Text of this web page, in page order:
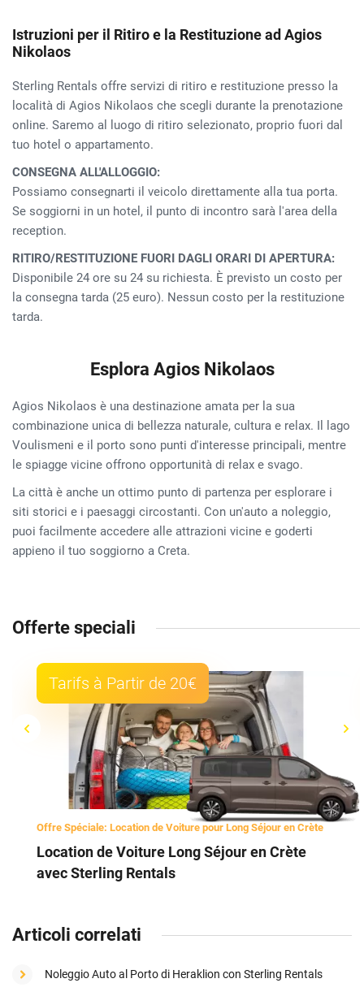
Istruzioni per il Ritiro e la Restituzione ad Agios
Nikolaos
Sterling Rentals offre servizi di ritiro e restituzione presso la
località di Agios Nikolaos che scegli durante la prenotazione
online. Saremo al luogo di ritiro selezionato, proprio fuori dal
tuo hotel o appartamento.
CONSEGNA ALL'ALLOGGIO:
Possiamo consegnarti il veicolo direttamente alla tua porta.
Se soggiorni in un hotel, il punto di incontro sarà l'area della
reception.
RITIRO/RESTITUZIONE FUORI DAGLI ORARI DI APERTURA:
Disponibile 24 ore su 24 su richiesta. È previsto un costo per
la consegna tarda (25 euro). Nessun costo per la restituzione
tarda.
Esplora Agios Nikolaos
Agios Nikolaos è una destinazione amata per la sua
combinazione unica di bellezza naturale, cultura e relax. Il lago
Voulismeni e il porto sono punti d'interesse principali, mentre
le spiagge vicine offrono opportunità di relax e svago.
La città è anche un ottimo punto di partenza per esplorare i
siti storici e i paesaggi circostanti. Con un'auto a noleggio,
puoi facilmente accedere alle attrazioni vicine e goderti
appieno il tuo soggiorno a Creta.
Offerte speciali
Tarifs à Partir de 20€
Offre Spéciale: Location de Voiture pour Long Séjour en Crète
Location de Voiture Long Séjour en Crète
avec Sterling Rentals
Articoli correlati
Noleggio Auto al Porto di Heraklion con Sterling Rentals